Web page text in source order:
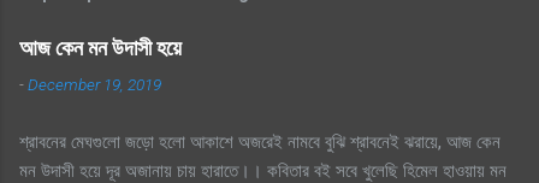
আজ কেন মন উদাসী হয়ে
-December 19, 2019
শ্রাবনের মেঘগুলো জড়ো হলো আকাশে অজরেই নামবে বুঝি শ্রাবনেই ঝরায়ে, আজ কেন
মন উদাসী হয়ে দূর অজানায় চায় হারাতে।। কবিতার বই সবে খুলেছি হিমেল হাওয়ায় মন